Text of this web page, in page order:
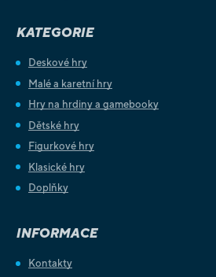
KATEGORIE
Deskové hry
Malé a karetní hry
Hry na hrdiny a gamebooky
Dětské hry
Figurkové hry
Klasické hry
Doplňky
INFORMACE
Kontakty